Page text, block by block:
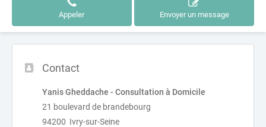
Appeler Envoyer un message
Contact
Yanis Gheddache - Consultation à Domicile
21 boulevard de brandebourg
94200 Ivry-sur-Seine